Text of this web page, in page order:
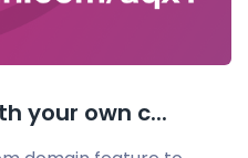
your own c...